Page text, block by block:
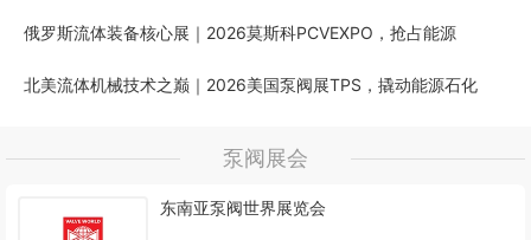
俄罗斯流体装备核心展｜2026莫斯科PCVEXPO，抢占能源
北美流体机械技术之巅｜2026美国泵阀展TPS，撬动能源石化
泵阀展会
东南亚泵阀世界展览会